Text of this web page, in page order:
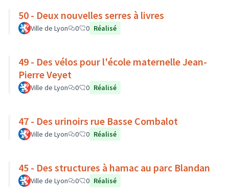
50 - Deux nouvelles serres à livres
Ville de Lyon 0 0 Réalisé
49 - Des vélos pour l'école maternelle Jean-
Pierre Veyet
Ville de Lyon 0 0 Réalisé
47 - Des urinoirs rue Basse Combalot
Ville de Lyon 0 0 Réalisé
45 - Des structures à hamac au parc Blandan
Ville de Lyon 0 0 Réalisé